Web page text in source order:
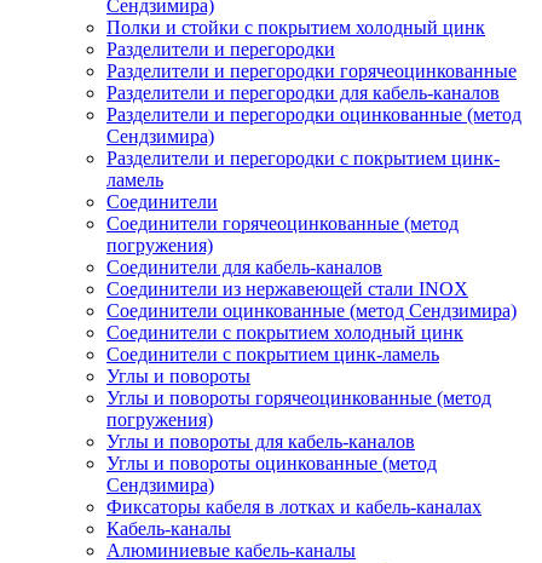
Сендзимира)
Полки и стойки с покрытием холодный цинк
Разделители и перегородки
Разделители и перегородки горячеоцинкованные
Разделители и перегородки для кабель-каналов
Разделители и перегородки оцинкованные (метод
Сендзимира)
Разделители и перегородки с покрытием цинк-
ламель
Соединители
Соединители горячеоцинкованные (метод
погружения)
Соединители для кабель-каналов
Соединители из нержавеющей стали INOX
Соединители оцинкованные (метод Сендзимира)
Соединители с покрытием холодный цинк
Соединители с покрытием цинк-ламель
Углы и повороты
Углы и повороты горячеоцинкованные (метод
погружения)
Углы и повороты для кабель-каналов
Углы и повороты оцинкованные (метод
Сендзимира)
Фиксаторы кабеля в лотках и кабель-каналах
Кабель-каналы
Алюминиевые кабель-каналы